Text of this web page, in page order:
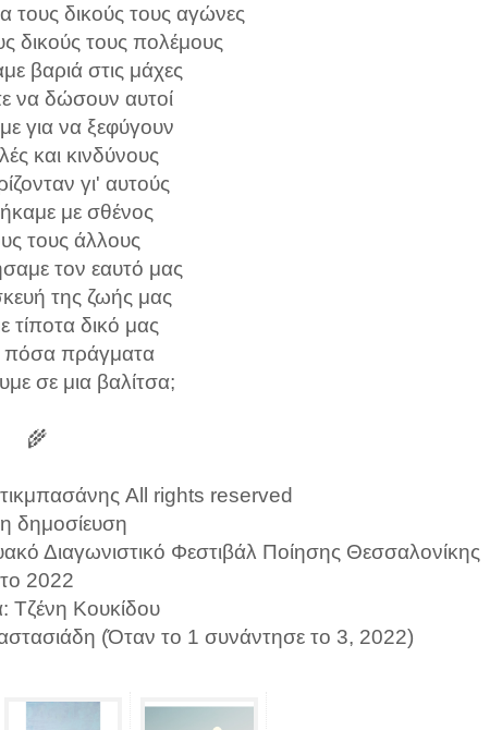
δικούς τους αγώνες
δικούς τους πολέμους
βαριά στις μάχες
να δώσουν αυτοί
για να ξεφύγουν
και κινδύνους
γι' αυτούς
με σθένος
τους άλλους
τον εαυτό μας
της ζωής μας
τίποτα δικό μας
πόσα πράγματα
σε μια βαλίτσα;
🌾
All rights reserved
δημοσίευση
Διαγωνιστικό Φεστιβάλ Ποίησης Θεσσαλονίκης
το 2022
Τζένη Κουκίδου
(Όταν το 1 συνάντησε το 3, 2022)